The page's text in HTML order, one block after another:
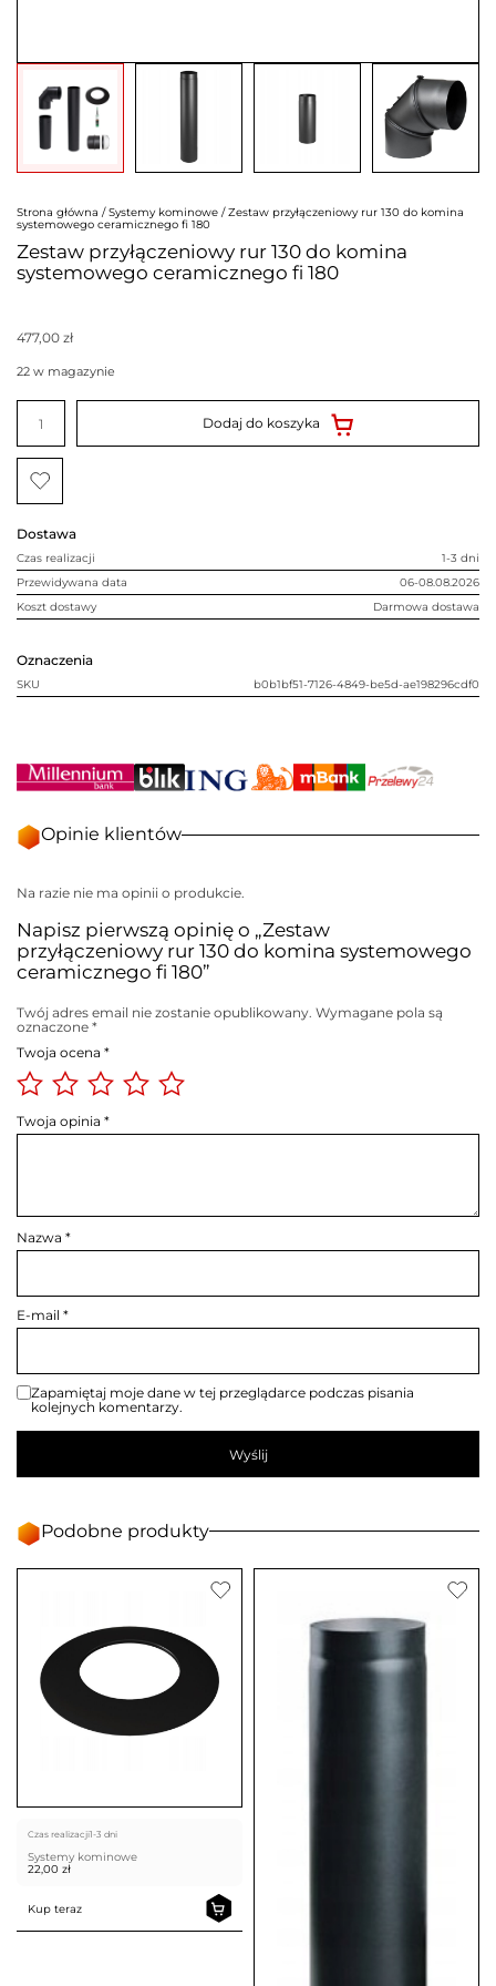
Strona główna /Systemy kominowe / Zestaw przyłączeniowy rur 130 do komina
systemowego ceramicznego fi 180
Zestaw przyłączeniowy rur 130 do komina
systemowego ceramicznego fi 180
Dostawa
Czas realizacji
1-3 dni
Przewidywana data
06-08.08.2026
Koszt dostawy
Darmowa dostawa
Oznaczenia
SKU b0b1bf51-7126-4849-be5d-ae198296cdf0
477,00 zł
22 w magazynie
ilość
Zestaw
rur
130
do
komina
systemowego
fi
180
Dodaj do koszyka
Opinie klientów
Na razie nie ma opinii o produkcie.
Napisz pierwszą opinię o „Zestaw
przyłączeniowy rur 130 do komina systemowego
ceramicznego fi 180”
Twój adres email nie zostanie opublikowany. Wymagane pola są
oznaczone *
Twoja ocena *
Twoja opinia *
Nazwa *
E-mail *
Zapamiętaj moje dane w tej przeglądarce podczas pisania
kolejnych komentarzy.
Podobne produkty
Czas realizacji1-3 dni
Systemy kominowe
22,00 zł
Kup teraz